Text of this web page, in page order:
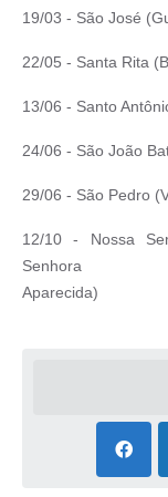
19/03 - São José
22/05 - Santa Rita
13/06 - Santo
24/06 - São João
29/06 - São Pedro
12/10 - Nossa
Senhora
Aparecida)